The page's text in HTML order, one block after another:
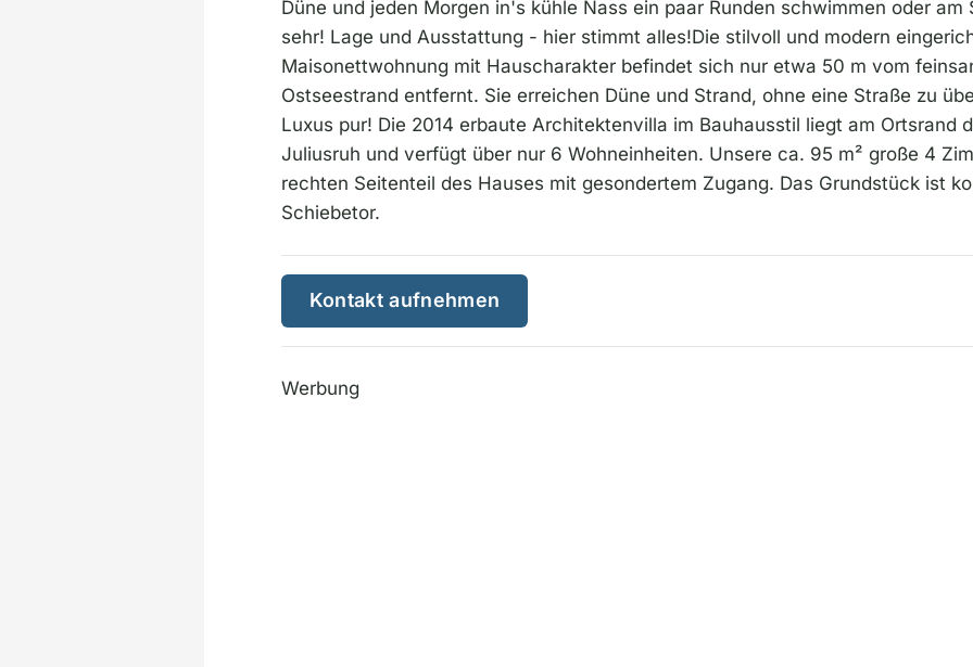
Düne und jeden Morgen in's kühle Nass ein paar Runden schwimmen oder am
sehr! Lage und Ausstattung - hier stimmt alles!Die stilvoll und modern
Maisonettwohnung mit Hauscharakter befindet sich nur etwa 50 m vom
Ostseestrand entfernt. Sie erreichen Düne und Strand, ohne eine Straße zu
Luxus pur! Die 2014 erbaute Architektenvilla im Bauhausstil liegt am Ortsrand
Juliusruh und verfügt über nur 6 Wohneinheiten. Unsere ca. 95 m² große 4
rechten Seitenteil des Hauses mit gesondertem Zugang. Das Grundstück ist
Schiebetor.
Kontakt aufnehmen
Werbung